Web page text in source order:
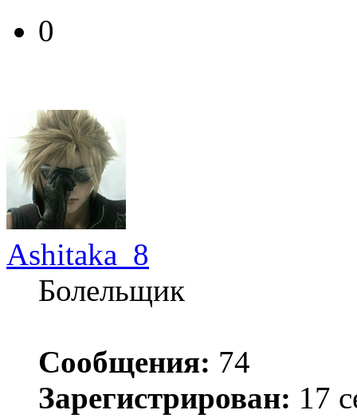
0
Ashitaka_8
Болельщик
Сообщения: 74
Зарегистрирован: 17